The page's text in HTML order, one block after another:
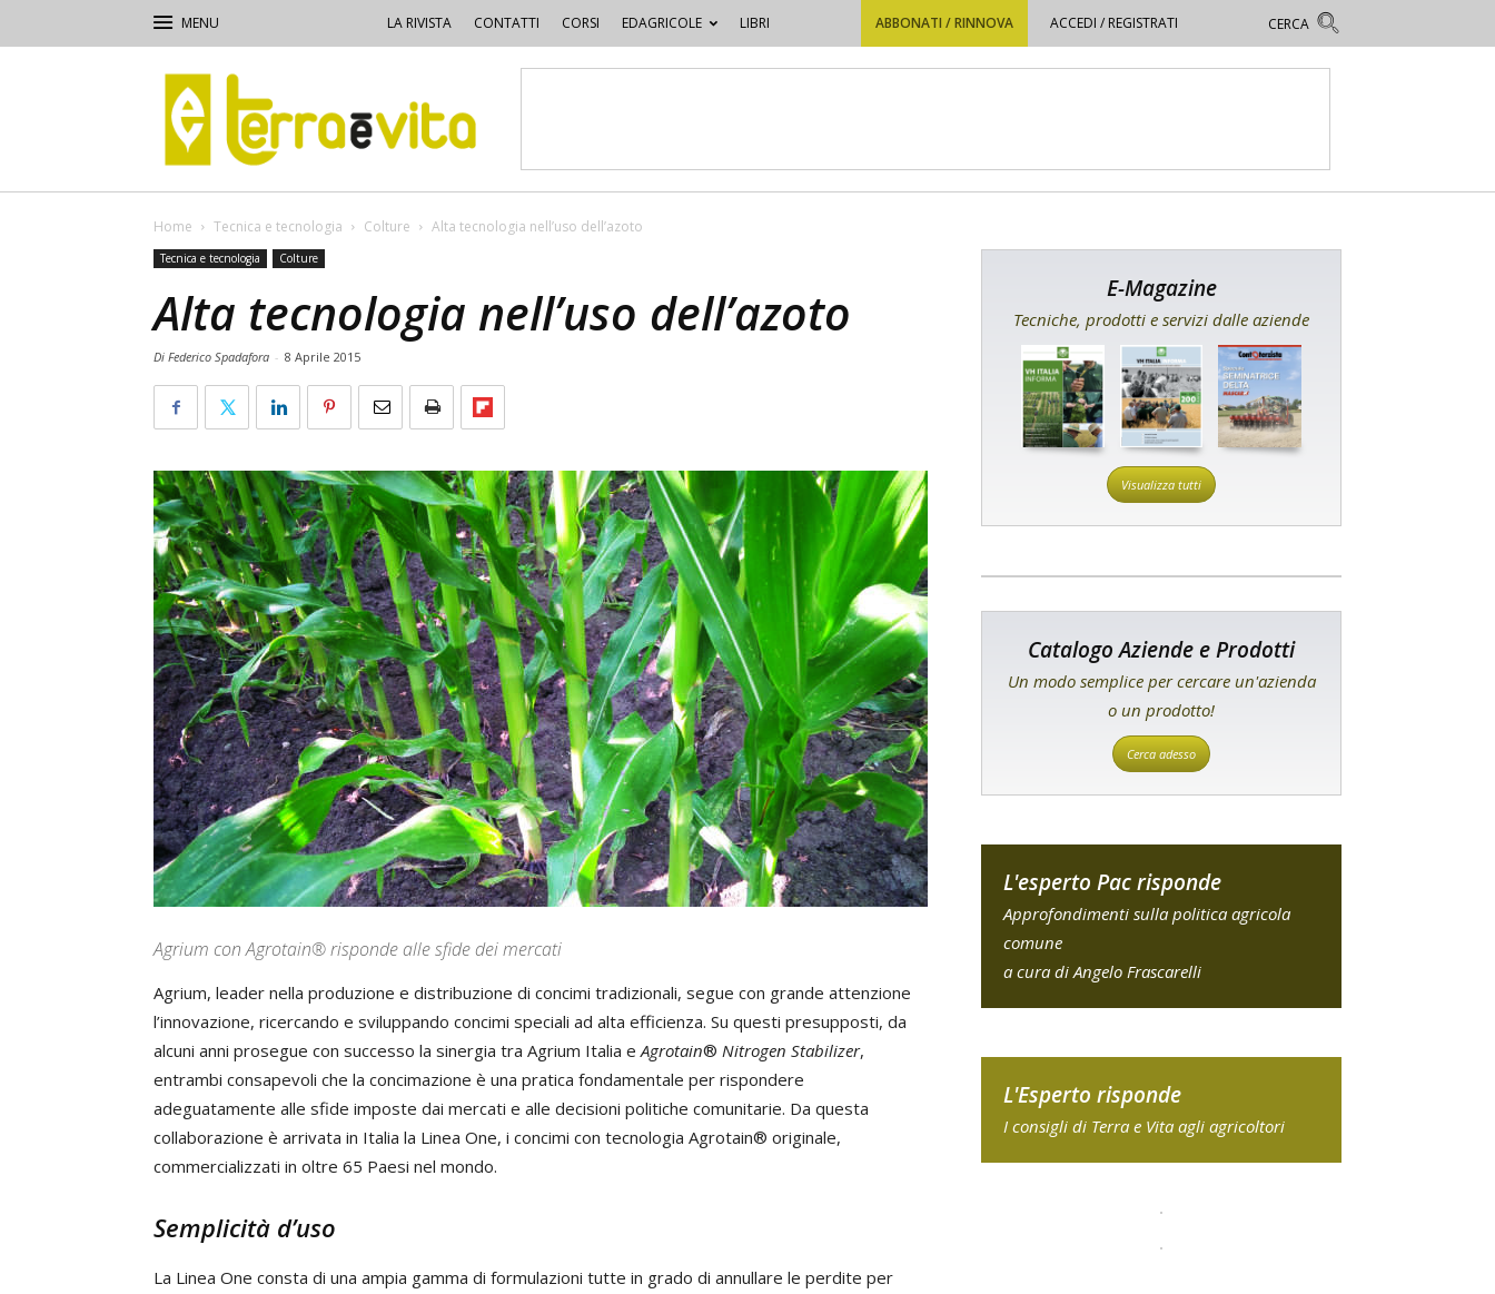
LA RIVISTA CONTATTI CORSI EDAGRICOLE LIBRI ABBONATI / RINNOVA ACCEDI / REGISTRATI
Terra
e
Vita
Home Tecnica e tecnologia Colture Alta tecnologia nell’uso dell’azoto
Tecnica e tecnologia Colture
Alta tecnologia nell’uso dell’azoto
Di Federico Spadafora - 8 Aprile 2015
Agrium con Agrotain® risponde alle sfide dei mercati
Agrium, leader nella produzione e distribuzione di concimi tradizionali, segue con grande attenzione
l’innovazione, ricercando e sviluppando concimi speciali ad alta efficienza. Su questi presupposti, da
alcuni anni prosegue con successo la sinergia tra Agrium Italia eAgrotain® Nitrogen Stabilizer,
entrambi consapevoli che la concimazione è una pratica fondamentale per rispondere
adeguatamente alle sfide imposte dai mercati e alle decisioni politiche comunitarie. Da questa
collaborazione è arrivata in Italia la Linea One, i concimi con tecnologia Agrotain® originale,
commercializzati in oltre 65 Paesi nel mondo.
Semplicità d’uso
La Linea One consta di una ampia gamma di formulazioni tutte in grado di annullare le perdite per
E-Magazine
Tecniche, prodotti e servizi dalle aziende
Visualizza tutti
Catalogo Aziende e Prodotti
Un modo semplice per cercare un'azienda
o un prodotto!
Cerca adesso
L'esperto Pac risponde
Approfondimenti sulla politica agricola
comune
a cura di Angelo Frascarelli
L'Esperto risponde
I consigli di Terra e Vita agli agricoltori